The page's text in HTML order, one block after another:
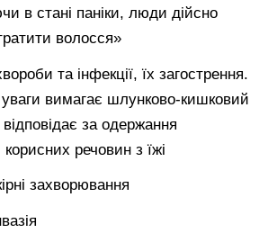
в стані паніки, люди дійсно
волосся»
та інфекції, їх загострення.
вимагає шлунково-кишковий
відповідає за одержання
корисних речовин з їжі
захворювання